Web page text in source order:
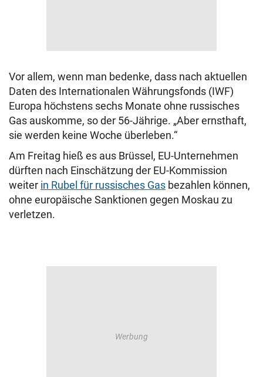
Vor allem, wenn man bedenke, dass nach aktuellen
Daten des Internationalen Währungsfonds (IWF)
Europa höchstens sechs Monate ohne russisches
Gas auskomme, so der 56-Jährige. „Aber ernsthaft,
sie werden keine Woche überleben.“
Am Freitag hieß es aus Brüssel, EU-Unternehmen
dürften nach Einschätzung der EU-Kommission
weiter in Rubel für russisches Gas bezahlen können,
ohne europäische Sanktionen gegen Moskau zu
verletzen.